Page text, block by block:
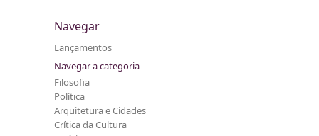
Navegar
Lançamentos
Navegar a categoria
Filosofia
Política
Arquitetura e Cidades
Crítica da Cultura